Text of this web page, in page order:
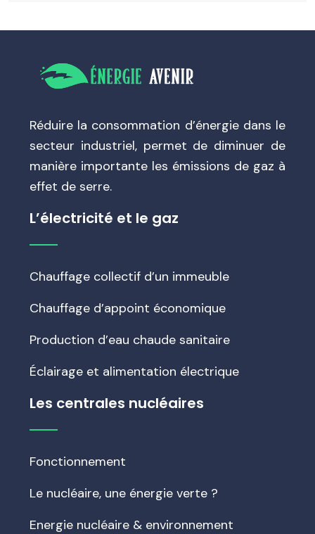
Réduire la consommation d’énergie dans le
secteur industriel, permet de diminuer de
manière importante les émissions de gaz à
effet de serre.
L’électricité et le gaz
Chauffage collectif d’un immeuble
Chauffage d’appoint économique
Production d’eau chaude sanitaire
Éclairage et alimentation électrique
Les centrales nucléaires
Fonctionnement
Le nucléaire, une énergie verte ?
Energie nucléaire & environnement